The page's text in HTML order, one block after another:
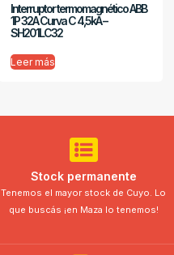
Interruptor termomagnético ABB
1P 32A Curva C 4,5kA –
SH201LC32
Leer más
Stock permanente
Tenemos el mayor stock de Cuyo. Lo
que buscás ¡en Maza lo tenemos!